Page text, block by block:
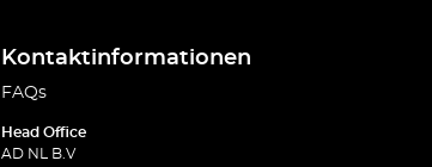
Kontaktinformationen
FAQs
Head Office
AD NL B.V